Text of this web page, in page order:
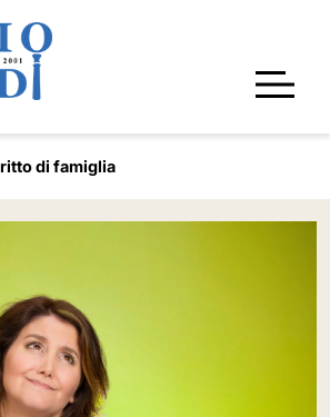
di famiglia